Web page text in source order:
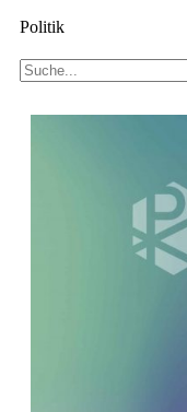
Politik